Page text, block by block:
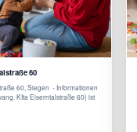
60
60, Siegen - Informationen
KIta Eiserntalstraße 60) ist